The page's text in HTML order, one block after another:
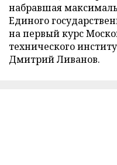
набравшая
Единого
на первый курс
технического
Дмитрий Ливанов.